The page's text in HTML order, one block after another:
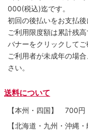
000(税込)迄です。
初回の後払いをお支払
ご利用限度額は累計残
バナーをクリックしてご
ご利用者が未成年の場
さい。
送料について
【本州・四国】 700円
【北海道・九州・沖縄